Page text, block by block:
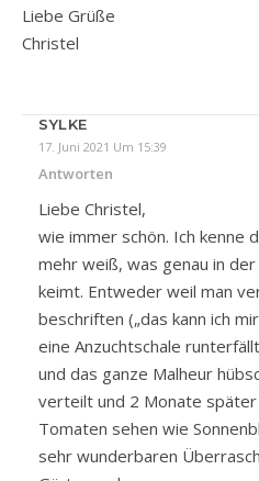
Liebe Grüße
Christel
SYLKE
17. Juni 2021 Um 15:39
Antworten
Liebe Christel,
wie immer schön. Ich kenne
mehr weiß, was genau in
keimt. Entweder weil man
beschriften („das kann ich
eine Anzuchtschale
und das ganze Malheur
verteilt und 2 Monate später
Tomaten sehen wie
sehr wunderbaren